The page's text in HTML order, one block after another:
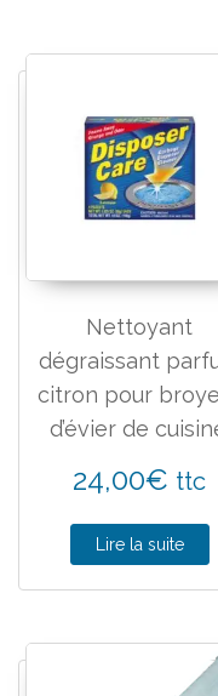
Nettoyant
dégraissant
citron pour
d’évier de
24,00€ ttc
Lire la suite